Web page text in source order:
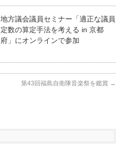
地方議会議員セミナー「適正な議員
定数の算定手法を考える in 京都
府」にオンラインで参加
第43回福島自衛隊音楽祭を鑑賞 →